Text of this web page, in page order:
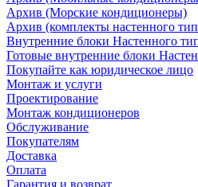
Архив (Морские кондиционеры)
Архив (комплекты настенного
Внутренние блоки Настенного
Готовые внутренние блоки
Покупайте как юридическое лицо
Монтаж и услуги
Проектирование
Монтаж кондиционеров
Обслуживание
Покупателям
Доставка
Оплата
Гарантия и возврат